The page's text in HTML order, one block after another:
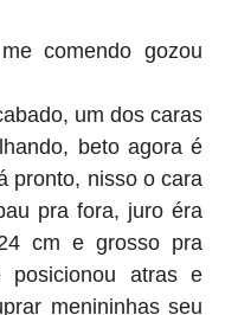
comendo gozou
um dos caras
beto agora é
pronto, nisso o cara
pra fora, juro éra
cm e grosso pra
atras e
menininhas seu